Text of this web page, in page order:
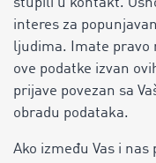
stupili u kontakt.
interes za
ljudima. Imate pravo
ove podatke izvan
prijave povezan sa
obradu podataka.
Ako između Vas i